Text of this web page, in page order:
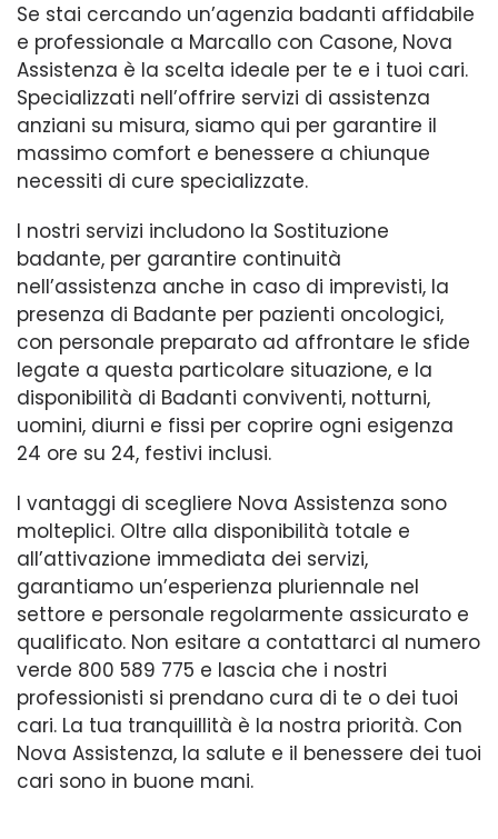
Se stai cercando un’agenzia badanti affidabile
e professionale a Marcallo con Casone, Nova
Assistenza è la scelta ideale per te e i tuoi cari.
Specializzati nell’offrire servizi di assistenza
anziani su misura, siamo qui per garantire il
massimo comfort e benessere a chiunque
necessiti di cure specializzate.
I nostri servizi includono la Sostituzione
badante, per garantire continuità
nell’assistenza anche in caso di imprevisti, la
presenza di Badante per pazienti oncologici,
con personale preparato ad affrontare le sfide
legate a questa particolare situazione, e la
disponibilità di Badanti conviventi, notturni,
uomini, diurni e fissi per coprire ogni esigenza
24 ore su 24, festivi inclusi.
I vantaggi di scegliere Nova Assistenza sono
molteplici. Oltre alla disponibilità totale e
all’attivazione immediata dei servizi,
garantiamo un’esperienza pluriennale nel
settore e personale regolarmente assicurato e
qualificato. Non esitare a contattarci al numero
verde 800 589 775 e lascia che i nostri
professionisti si prendano cura di te o dei tuoi
cari. La tua tranquillità è la nostra priorità. Con
Nova Assistenza, la salute e il benessere dei tuoi
cari sono in buone mani.